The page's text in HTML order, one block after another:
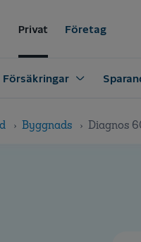
Privat Företag
Försäkringar
Byggnads Diagnos